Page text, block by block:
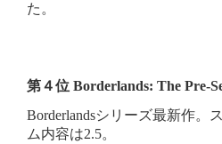
た。
第４位 Borderlands: The Pre-
Borderlandsシリーズ最新作。
ム内容は2.5。